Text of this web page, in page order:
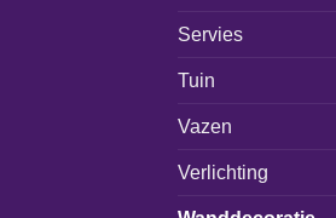
Servies
Tuin
Vazen
Verlichting